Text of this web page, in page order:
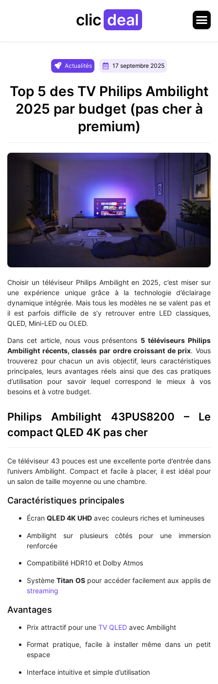
clic deal
Actualités 17 septembre 2025
Top 5 des TV Philips Ambilight
2025 par budget (pas cher à
premium)
Choisir un téléviseur Philips Ambilight en 2025, c’est miser sur
une expérience unique grâce à la technologie d’éclairage
dynamique intégrée. Mais tous les modèles ne se valent pas et
il est parfois difficile de s’y retrouver entre LED classiques,
QLED, Mini-LED ou OLED.
Dans cet article, nous vous présentons 5 téléviseurs Philips
Ambilight récents, classés par ordre croissant de prix. Vous
trouverez pour chacun un avis objectif, leurs caractéristiques
principales, leurs avantages réels ainsi que des cas pratiques
d’utilisation pour savoir lequel correspond le mieux à vos
besoins et à votre budget.
Philips Ambilight 43PUS8200 – Le
compact QLED 4K pas cher
Ce téléviseur 43 pouces est une excellente porte d’entrée dans
l’univers Ambilight. Compact et facile à placer, il est idéal pour
un salon de taille moyenne ou une chambre.
Caractéristiques principales
Écran QLED 4K UHD avec couleurs riches et lumineuses
Ambilight sur plusieurs côtés pour une immersion
renforcée
Compatibilité HDR10 et Dolby Atmos
SystèmeTitan OSpour accéder facilement aux applis de
streaming
Avantages
Prix attractif pour une TV QLED avec Ambilight
Format pratique, facile à installer même dans un petit
espace
Interface intuitive et simple d’utilisation